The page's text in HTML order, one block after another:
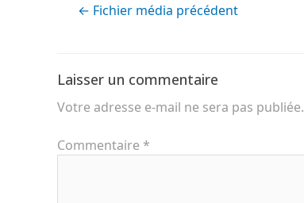
← Fichier média précédent
Laisser un commentaire
Votre adresse e-mail ne sera pas publiée.
Commentaire *